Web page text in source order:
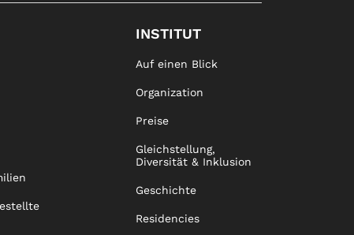
INSTITUT
Auf einen Blick
Organization
Preise
Gleichstellung,
Diversität & Inklusion
Geschichte
Residencies